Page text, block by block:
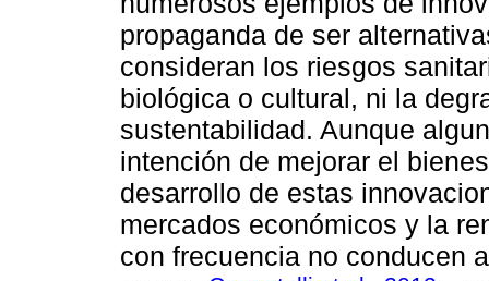
propaganda de ser
consideran los riesgos
biológica o cultural, ni la
sustentabilidad. Aunque
intención de mejorar el
desarrollo de estas
mercados económicos y la
con frecuencia no conducen